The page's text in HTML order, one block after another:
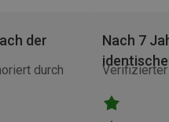
durch
der
Verifizierter
Nach 7